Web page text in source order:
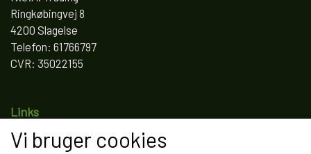
Ringkøbingvej 8
4200 Slagelse
Telefon: 61766797
CVR: 35022155
Links
Salgs- og leveringsbetingelser
Vi bruger cookies